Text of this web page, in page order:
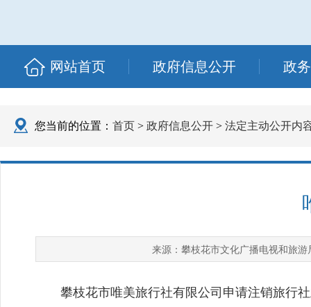
网站首页 政府信息公开 政
您当前的位置： 首页 > 政府信息公开 > 法定主动公开内
来源： 攀枝花市文化广播电视和旅游
攀枝花市唯美旅行社有限公司申请注销旅行社